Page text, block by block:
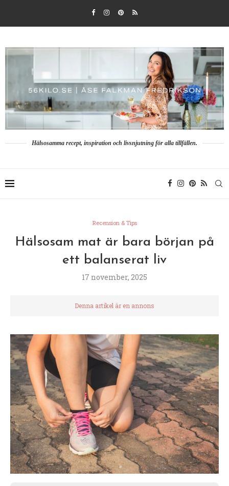
Hälsosamma recept, inspiration och livsnjutning för alla tillfällen.
Recension & Tips
Hälsosam mat är bara början på
ett balanserat liv
17 november, 2025
Denna artikel är en annons